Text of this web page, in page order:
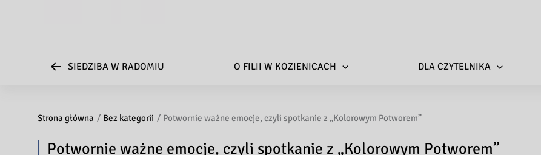
SIEDZIBA W RADOMIU O FILII W KOZIENICACH DLA CZYTELNIKA
Strona główna Bez kategorii Potwornie ważne emocje, czyli spotkanie z „Kolorowym Potworem”
Potwornie ważne emocje, czyli spotkanie z „Kolorowym Potworem”